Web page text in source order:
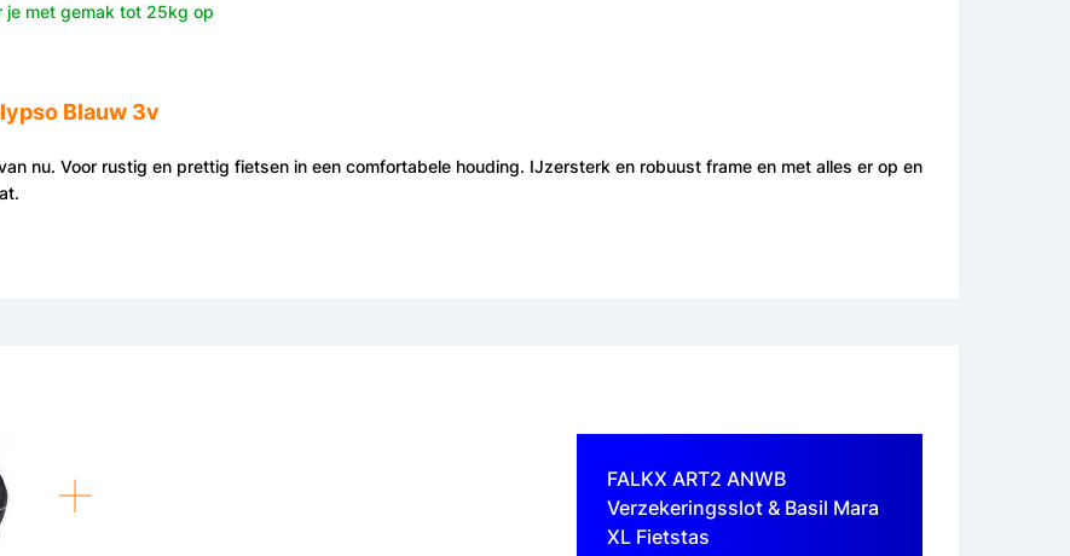
FALKX ART2 ANWB
Verzekeringsslot & Basil Mara
XL Fietstas
je met gemak tot 25kg op
Blauw 3v
nu. Voor rustig en prettig fietsen in een comfortabele houding. IJzersterk en robuust frame en met alles er op en